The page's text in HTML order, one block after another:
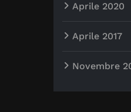
Aprile 2020
Aprile 2017
Novembre